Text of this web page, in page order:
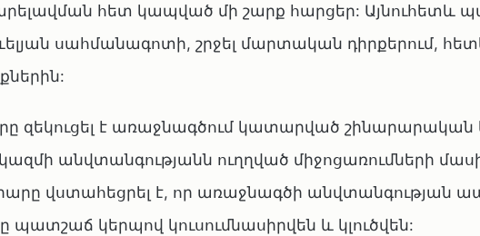
հետ կապված մի շարք հարցեր: Այնուհետև
սահմանագոտի, շրջել մարտական դիրքերում,
զեկուցել է առաջնագծում կատարված
անվտանգությանն ուղղված միջոցառումների
վստահեցրել է, որ առաջնագծի անվտանգության
պատշաճ կերպով կուսումնասիրվեն և կլուծվեն: